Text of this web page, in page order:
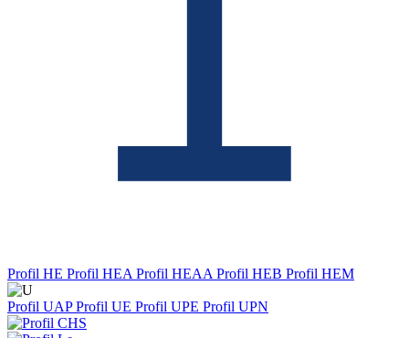
Profil HE Profil HEA Profil HEAA Profil HEB Profil HEM
Profil UAPProfil UE Profil UPE Profil UPN